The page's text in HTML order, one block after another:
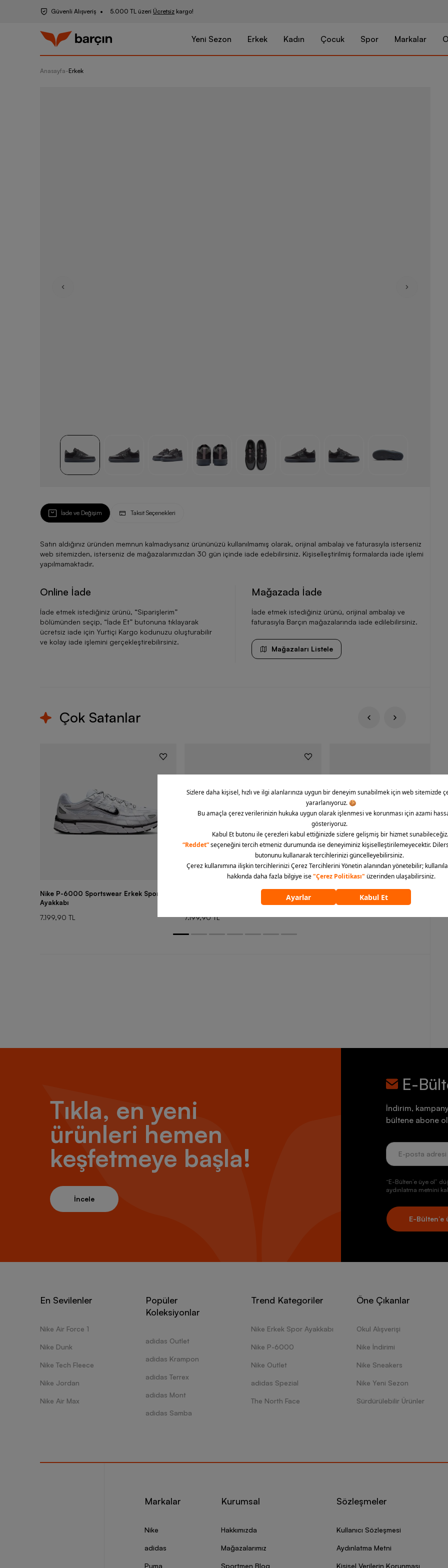
Güvenli Alışveriş 5.000 TL üzeri Ücretsiz kargo!
Yeni Sezon Erkek Kadın Çocuk Spor Markalar
Anasayfa-Erkek
Nike Air
İade ve Değişim Taksit Seçenekleri
Satın aldığınız üründen memnun kalmadıysanız ürününüzü kullanılmamış olarak, orijinal ambalajı ve faturasıyla isterseniz
web sitemizden, isterseniz de mağazalarımızdan 30 gün içinde iade edebilirsiniz. Kişiselleştirilmiş formalarda iade işlemi
yapılmamaktadır.
Online İade
İade etmek istediğiniz ürünü, “Siparişlerim”
bölümünden seçip, “İade Et” butonuna tıklayarak
ücretsiz iade için Yurtiçi Kargo kodunuzu oluşturabilir
ve kolay iade işlemini gerçekleştirebilirsiniz.
Mağazada İade
İade etmek istediğiniz ürünü, orijinal ambalajı ve
faturasıyla Barçın mağazalarında iade edilebilirsiniz.
Mağazaları Listele
Çok Satanlar
Nike P-6000 Sportswear Erkek Spor
Ayakkabı
7.199,90 TL
Nike Air Force 1 '07 CO Icon Erkek Spor
7.199,90 TL
Nike Dunk Low Retro Erkek Spor
Tıkla, en yeni
ürünleri hemen
keşfetmeye başla!
İncele
E-
İndirim,
bültene abone
“E-Bülten’e üye ol”
aydınlatma metnini
E-Bülten’e
En Sevilenler
Nike Air Force 1
Nike Dunk
Nike Tech Fleece
Nike Jordan
Nike Air Max
Popüler
Koleksiyonlar
adidas Outlet
adidas Krampon
adidas Terrex
adidas Mont
adidas Samba
Trend Kategoriler
Nike Erkek Spor Ayakkabı
Nike P-6000
Nike Outlet
adidas Spezial
The North Face
Öne Çıkanlar
Okul Alışverişi
Nike İndirimi
Nike Sneakers
Nike Yeni Sezon
Sürdürülebilir Ürünler
Markalar
Nike
adidas
Puma
Kurumsal
Hakkımızda
Mağazalarımız
Sportmen Blog
Sözleşmeler
Kullanıcı Sözleşmesi
Aydınlatma Metni
Kişisel Verilerin Korunması